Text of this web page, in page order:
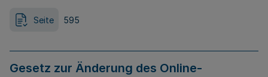
Seite 595
Gesetz zur Änderung des Online-